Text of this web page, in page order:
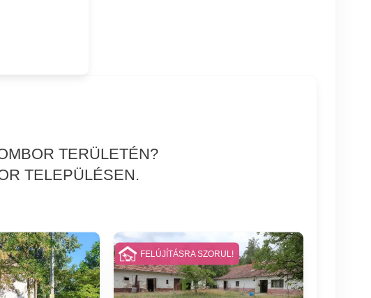
TERÜLETÉN?
TELEPÜLÉSEN.
FELÚJÍTÁSRA SZORUL!